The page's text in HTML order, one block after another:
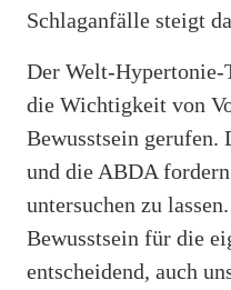
Schlaganfälle steigt
Der Welt-Hypertonie-
die Wichtigkeit von
Bewusstsein gerufen.
und die ABDA
untersuchen zu
Bewusstsein für die
entscheidend, auch